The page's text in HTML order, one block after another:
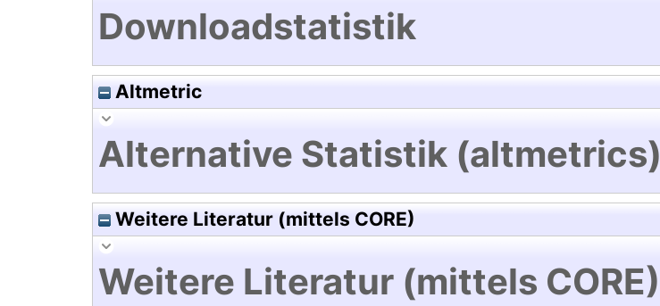
Downloadstatistik
Altmetric
Alternative Statistik (altmetrics)
Weitere Literatur (mittels CORE)
Weitere Literatur (mittels CORE)